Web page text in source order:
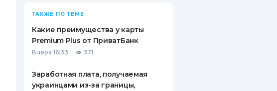
ТАКЖЕ ПО ТЕМЕ
Какие преимущества у карты
Premium Plus от ПриватБанк
Вчера 16:33 371
Заработная плата, получаемая
украинцами из-за границы,